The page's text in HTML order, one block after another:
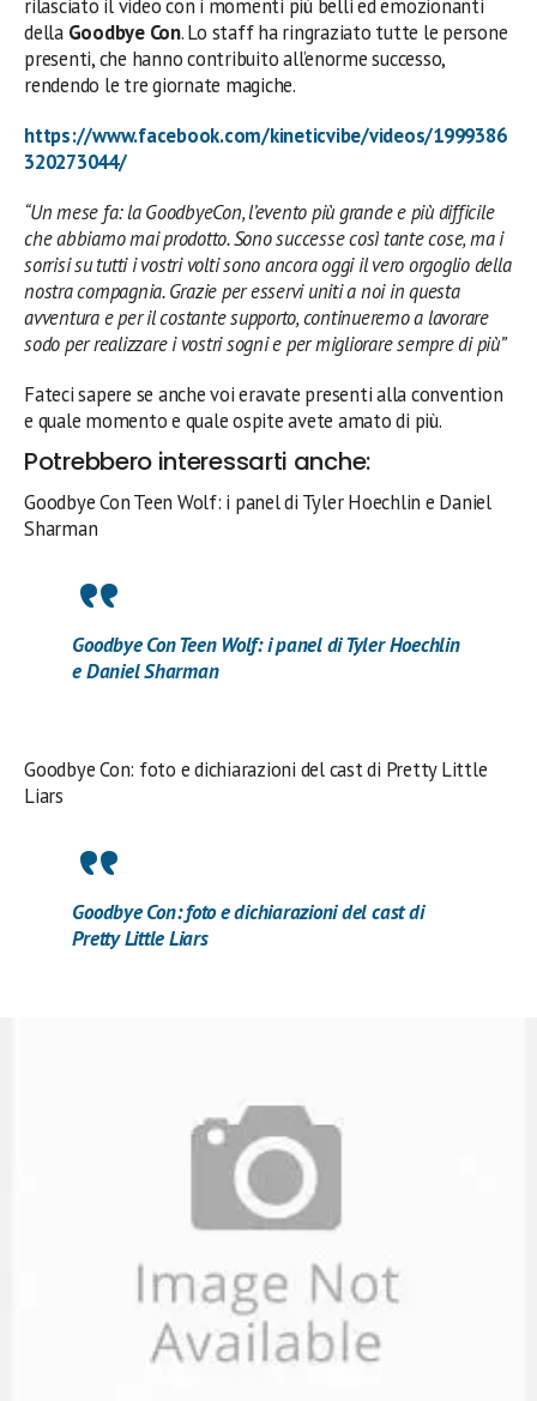
rilasciato il video con i momenti più belli ed emozionanti
della Goodbye Con. Lo staff ha ringraziato tutte le persone
presenti, che hanno contribuito all’enorme successo,
rendendo le tre giornate magiche.
https://www.facebook.com/kineticvibe/videos/1999386
320273044/
“Un mese fa: la GoodbyeCon, l’evento più grande e più difficile
che abbiamo mai prodotto. Sono successe così tante cose, ma i
sorrisi su tutti i vostri volti sono ancora oggi il vero orgoglio della
nostra compagnia. Grazie per esservi uniti a noi in questa
avventura e per il costante supporto, continueremo a lavorare
sodo per realizzare i vostri sogni e per migliorare sempre di più”
Fateci sapere se anche voi eravate presenti alla convention
e quale momento e quale ospite avete amato di più.
Potrebbero interessarti anche:
Goodbye Con Teen Wolf: i panel di Tyler Hoechlin e Daniel
Sharman
Goodbye Con Teen Wolf: i panel di Tyler Hoechlin
e Daniel Sharman
Goodbye Con: foto e dichiarazioni del cast di Pretty Little
Liars
Goodbye Con: foto e dichiarazioni del cast di
Pretty Little Liars